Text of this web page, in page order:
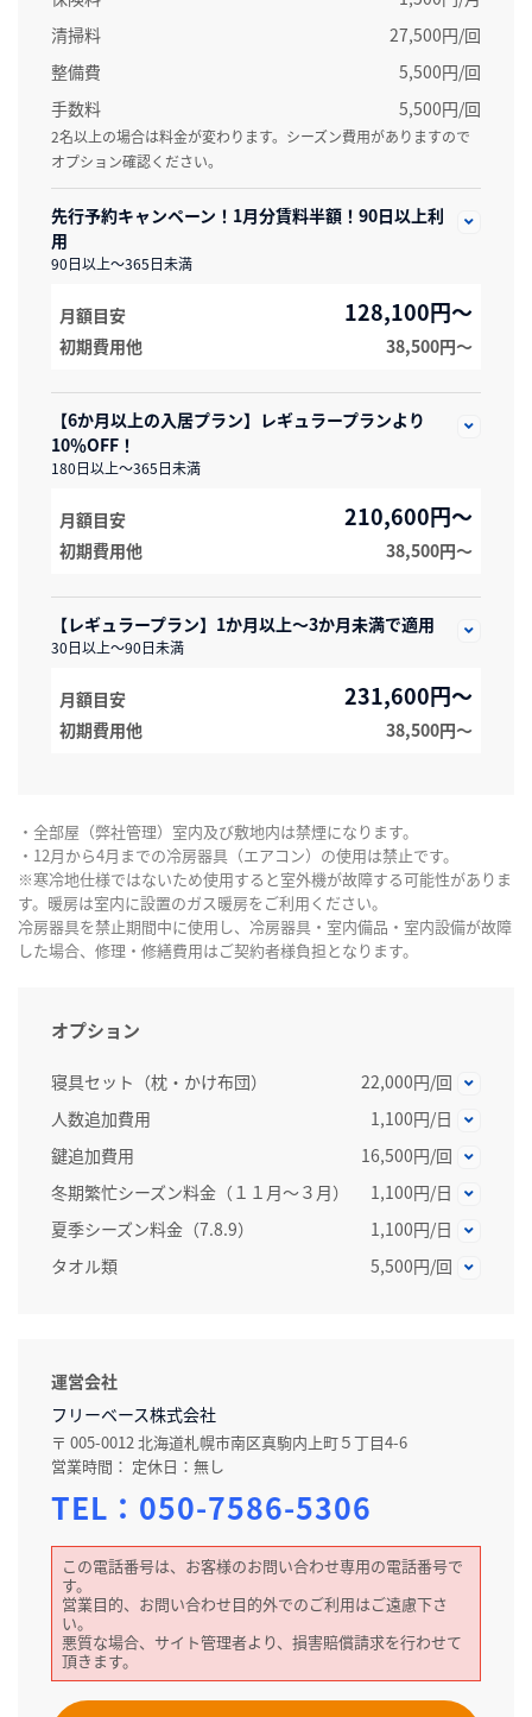
清掃料
27,500円/回
整備費
5,500円/回
手数料
5,500円/回
2名以上の場合は料金が変わります。シーズン費用がありますので
オプション確認ください。
先行予約キャンペーン！1月分賃料半額！90日以上利
用
90日以上～365日未満
月額目安 128,100円～
初期費用他 38,500円〜
【6か月以上の入居プラン】レギュラープランより
10％OFF！
180日以上～365日未満
月額目安 210,600円～
初期費用他 38,500円〜
【レギュラープラン】1か月以上～3か月未満で適用
30日以上～90日未満
月額目安 231,600円～
初期費用他 38,500円〜
・全部屋（弊社管理）室内及び敷地内は禁煙になります。
・12月から4月までの冷房器具（エアコン）の使用は禁止です。
※寒冷地仕様ではないため使用すると室外機が故障する可能性がありま
す。暖房は室内に設置のガス暖房をご利用ください。
冷房器具を禁止期間中に使用し、冷房器具・室内備品・室内設備が故障
した場合、修理・修繕費用はご契約者様負担となります。
オプション
寝具セット（枕・かけ布団）
22,000円/回
人数追加費用
1,100円/日
鍵追加費用
16,500円/回
冬期繁忙シーズン料金（１１月～３月）
1,100円/日
夏季シーズン料金（7.8.9）
1,100円/日
タオル類
5,500円/回
運営会社
フリーベース株式会社
〒 005-0012 北海道札幌市南区真駒内上町５丁目4-6
営業時間： 定休日：無し
TEL： 050-7586-5306
この電話番号は、お客様のお問い合わせ専用の電話番号で
す。
営業目的、お問い合わせ目的外でのご利用はご遠慮下さ
い。
悪質な場合、サイト管理者より、損害賠償請求を行わせて
頂きます。